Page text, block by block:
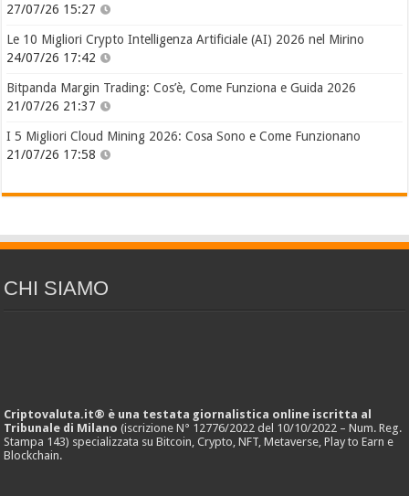
27/07/26 15:27
Le 10 Migliori Crypto Intelligenza Artificiale (AI) 2026 nel Mirino
24/07/26 17:42
Bitpanda Margin Trading: Cos’è, Come Funziona e Guida 2026
21/07/26 21:37
I 5 Migliori Cloud Mining 2026: Cosa Sono e Come Funzionano
21/07/26 17:58
CHI SIAMO
Criptovaluta.it® è una testata giornalistica online iscritta al
Tribunale di Milano (iscrizione N° 12776/2022 del 10/10/2022 – Num. Reg.
Stampa 143) specializzata su Bitcoin, Crypto, NFT, Metaverse, Play to Earn e
Blockchain.